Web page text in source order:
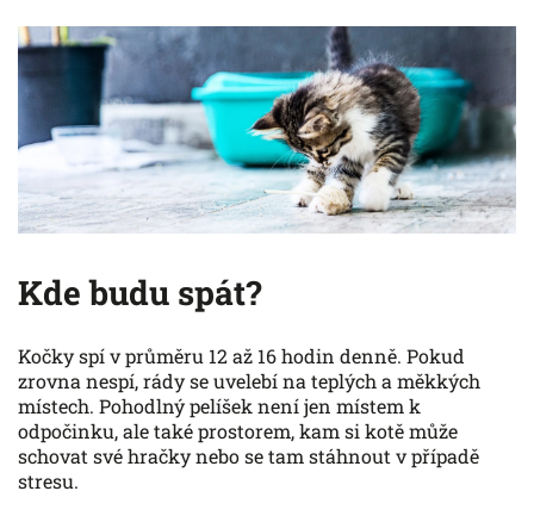
Kde budu spát?
Kočky spí v průměru 12 až 16 hodin denně. Pokud
zrovna nespí, rády se uvelebí na teplých a měkkých
místech. Pohodlný pelíšek není jen místem k
odpočinku, ale také prostorem, kam si kotě může
schovat své hračky nebo se tam stáhnout v případě
stresu.